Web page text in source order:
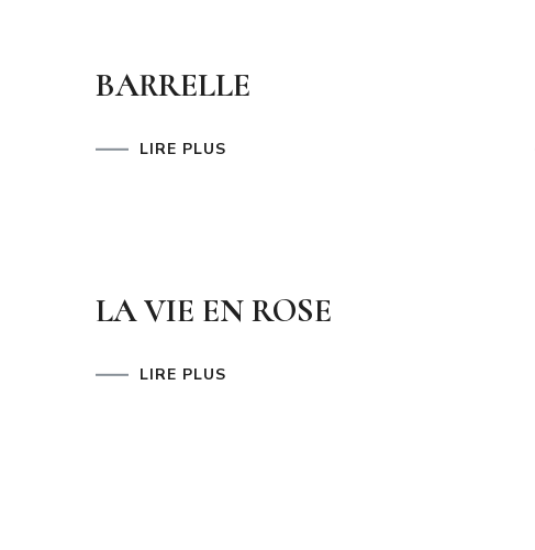
BARRELLE
LIRE PLUS
LA VIE EN ROSE
LIRE PLUS